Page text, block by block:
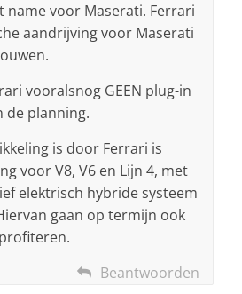
name voor Maserati. Ferrari
aandrijving voor Maserati
vooralsnog GEEN plug-in
de planning.
is door Ferrari is
voor V8, V6 en Lijn 4, met
elektrisch hybride systeem
gaan op termijn ook
Beantwoorden